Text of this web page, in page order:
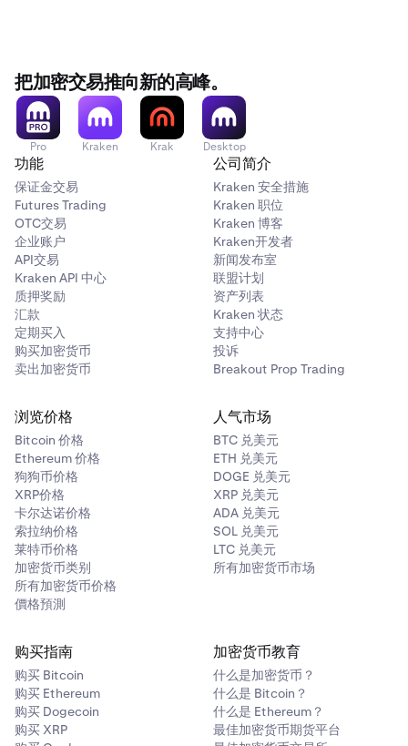
把加密交易推向新的高峰。
Pro Kraken Krak Desktop
功能
保证金交易
Futures Trading
OTC交易
企业账户
API交易
Kraken API 中心
质押奖励
汇款
定期买入
购买加密货币
卖出加密货币
公司简介
Kraken 安全措施
Kraken 职位
Kraken 博客
Kraken开发者
新闻发布室
联盟计划
资产列表
Kraken 状态
支持中心
投诉
Breakout Prop Trading
浏览价格
Bitcoin 价格
Ethereum 价格
狗狗币价格
XRP价格
卡尔达诺价格
索拉纳价格
莱特币价格
加密货币类别
所有加密货币价格
價格預測
人气市场
BTC 兑美元
ETH 兑美元
DOGE 兑美元
XRP 兑美元
ADA 兑美元
SOL 兑美元
LTC 兑美元
所有加密货币市场
购买指南
购买 Bitcoin
购买 Ethereum
购买 Dogecoin
购买 XRP
加密货币教育
什么是加密货币？
什么是 Bitcoin？
什么是 Ethereum？
最佳加密货币期货平台